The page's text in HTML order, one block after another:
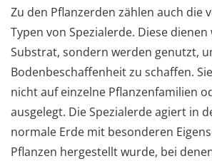
Zu den Pflanzerden zählen auch die
Typen von Spezialerde. Diese dienen
Substrat, sondern werden genutzt,
Bodenbeschaffenheit zu schaffen.
nicht auf einzelne Pflanzenfamilien
ausgelegt. Die Spezialerde agiert in
normale Erde mit besonderen
Pflanzen hergestellt wurde, bei